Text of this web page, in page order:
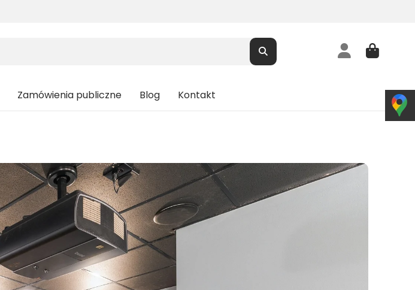
Zamówienia publiczne Blog Kontakt